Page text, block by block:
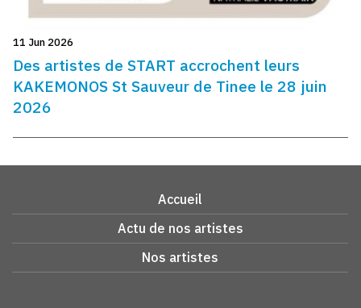
11 Jun 2026
Des artistes de START accrochent leurs
KAKEMONOS St Sauveur de Tinee le 28 juin
2026
Accueil
Actu de nos artistes
Nos artistes